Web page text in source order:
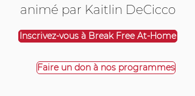
animé par Kaitlin DeCicco
Inscrivez-vous à Break Free At-Home
Faire un don à nos programmes